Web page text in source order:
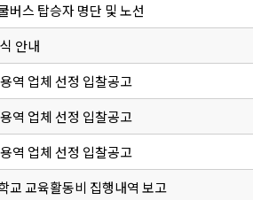
버스 탑승자 명단 및 노선
안내
역 업체 선정 입찰공고
역 업체 선정 입찰공고
역 업체 선정 입찰공고
교 교육활동비 집행내역 보고